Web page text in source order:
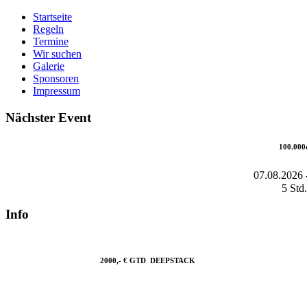
Startseite
Regeln
Termine
Wir suchen
Galerie
Sponsoren
Impressum
Nächster Event
07.08.2026
5
Info
2000,- € GTD DEEPSTACK